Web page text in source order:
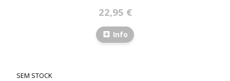
22,95 €
Info
SEM STOCK